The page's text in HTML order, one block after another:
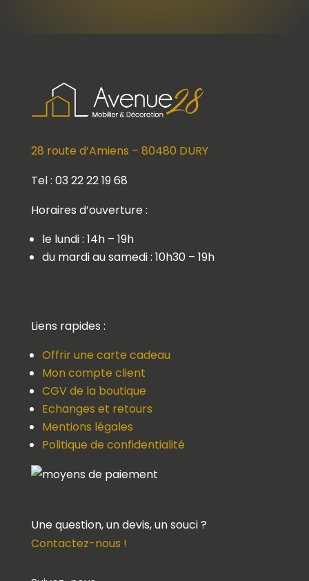
28 route d’Amiens – 80480 DURY
Tel : 03 22 22 19 68
Horaires d’ouverture :
le lundi : 14h – 19h
du mardi au samedi : 10h30 – 19h
Liens rapides :
Offrir une carte cadeau
Mon compte client
CGV de la boutique
Echanges et retours
Mentions légales
Politique de confidentialité
Une question, un devis, un souci ?
Contactez-nous !